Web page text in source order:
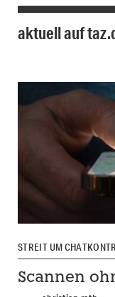
aktuell auf
STREIT UM
Scannen